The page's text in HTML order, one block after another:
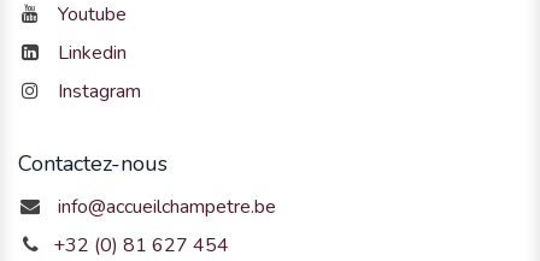
Youtube
Linkedin
Instagram
Contactez-nous
info@accueilchampetre.be
+32 (0) 81 627 454